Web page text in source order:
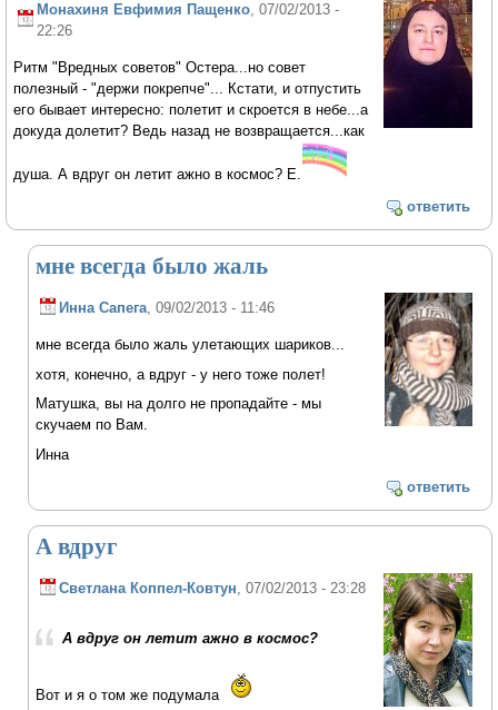
Монахиня Евфимия Пащенко, 07/02/2013 -
22:26
Ритм "Вредных советов" Остера...но совет
полезный - "держи покрепче"... Кстати, и отпустить
его бывает интересно: полетит и скроется в небе...а
докуда долетит? Ведь назад не возвращается...как
душа. А вдруг он летит ажно в космос? Е.
ответить
мне всегда было жаль
Инна Сапега , 09/02/2013 - 11:46
мне всегда было жаль улетающих шариков...
хотя, конечно, а вдруг - у него тоже полет!
Матушка, вы на долго не пропадайте - мы
скучаем по Вам.
Инна
ответить
А вдруг
Светлана Коппел-Ковтун, 07/02/2013 - 23:28
А вдруг он летит ажно в космос?
Вот и я о том же подумала